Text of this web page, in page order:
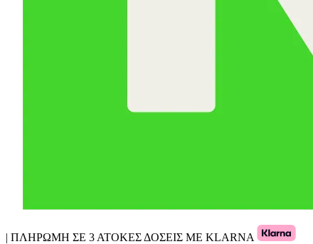
| ΠΛΗΡΩΜΗ ΣΕ 3 ΑΤΟΚΕΣ ΔΟΣΕΙΣ ΜΕ KLARNA